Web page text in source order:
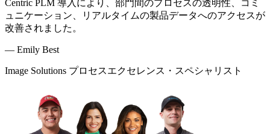
Centric PLM 導入により、部門間のプロセスの透明性、コミ
ュニケーション、リアルタイムの製品データへのアクセスが
改善されました。
— Emily Best
Image Solutions プロセスエクセレンス・スペシャリスト